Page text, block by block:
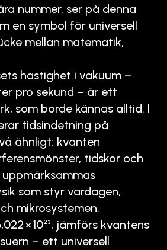
nummer, ser på denna
en symbol för universell
mellan matematik,
hastighet i vakuum –
pro sekund – är ett
som borde kännas alltid. I
tidsindetning på
ähnligt: kvanten
tidskor och
som styr vardagen,
mikrosystemen.
× 10²³, jämförs kvantens
– ett universell